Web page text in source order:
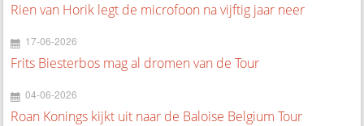
Rien van Horik legt de microfoon na vijftig jaar neer
17-06-2026
Frits Biesterbos mag al dromen van de Tour
04-06-2026
Roan Konings kijkt uit naar de Baloise Belgium Tour